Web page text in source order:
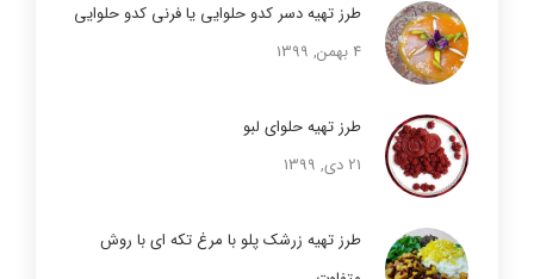
طرز تهیه دسر کدو حلوایی یا فرنی کدو حلوایی
4 بهمن, 1399
طرز تهیه حلوای لبو
21 دی, 1399
طرز تهیه زرشک پلو با مرغ تکه ای با روش